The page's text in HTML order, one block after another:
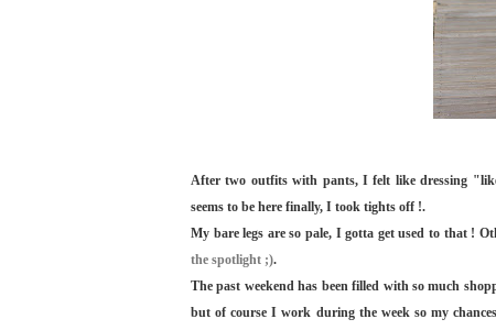
After two outfits with pants, I felt like dressing
seems to be here finally, I took tights off !.
My bare legs are so pale, I gotta get used to that !
the spotlight ;).
The past weekend has been filled with so much
but of course I work during the week so my